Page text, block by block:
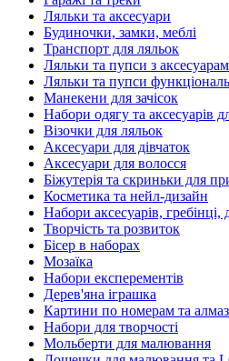
Ляльки та аксесуари
Будиночки, замки, меблі
Транспорт для ляльок
Ляльки та пупси з
Ляльки та пупси
Манекени для зачісок
Набори одягу та аксесуарів
Візочки для ляльок
Аксесуари для дівчаток
Аксесуари для волосся
Біжутерія та скриньки для
Косметика та нейл-дизайн
Набори аксесуарів, гребінці,
Творчість та розвиток
Бісер в наборах
Мозаїка
Набори експерементів
Дерев'яна іграшка
Картини по номерам та
Набори для творчості
Мольберти для малювання